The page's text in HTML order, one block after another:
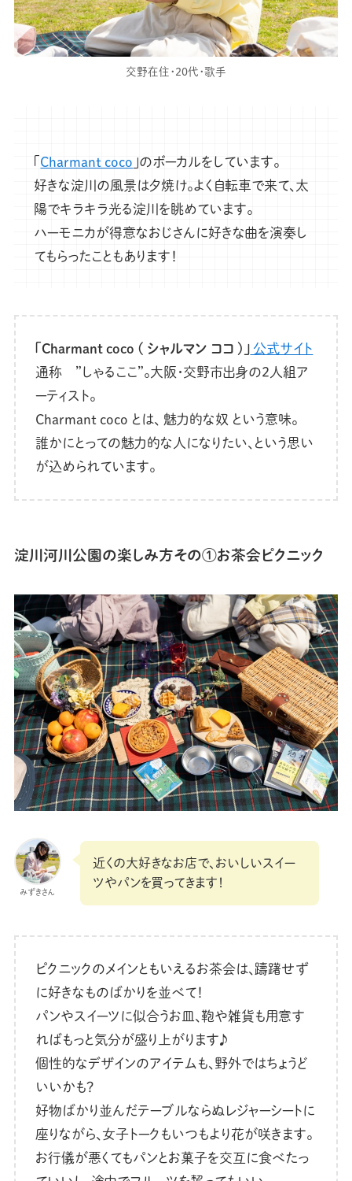
交野在住・20代・歌手
Charmant coco 」のボーカルをしています。
好きな淀川の風景は夕焼け。よく自転車で来て、太
陽でキラキラ光る淀川を眺めています。
ハーモニカが得意なおじさんに好きな曲を演奏し
てもらったこともあります！
「Charmant coco ( シャルマン ココ )」 公式サイト
通称 ”しゃるここ”。大阪・交野市出身の2人組ア
ーティスト。
Charmant coco とは、 魅力的な奴 という意味。
誰かにとっての魅力的な人になりたい、という思い
が込められています。
淀川河川公園の楽しみ方その①お茶会ピクニック
みずきさん
近くの大好きなお店で、おいしいスイー
ツやパンを買ってきます！
ピクニックのメインともいえるお茶会は、躊躇せず
に好きなものばかりを並べて！
パンやスイーツに似合うお皿、鞄や雑貨も用意す
ればもっと気分が盛り上がります♪
個性的なデザインのアイテムも、野外ではちょうど
いいかも？
好物ばかり並んだテーブルならぬレジャーシートに
座りながら、女子トークもいつもより花が咲きます。
お行儀が悪くてもパンとお菓子を交互に食べたっ